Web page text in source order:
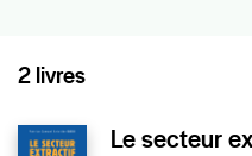
2 livres
Le secteur